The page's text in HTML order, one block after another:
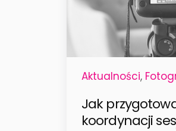
Aktualności,
Jak
koordynacji